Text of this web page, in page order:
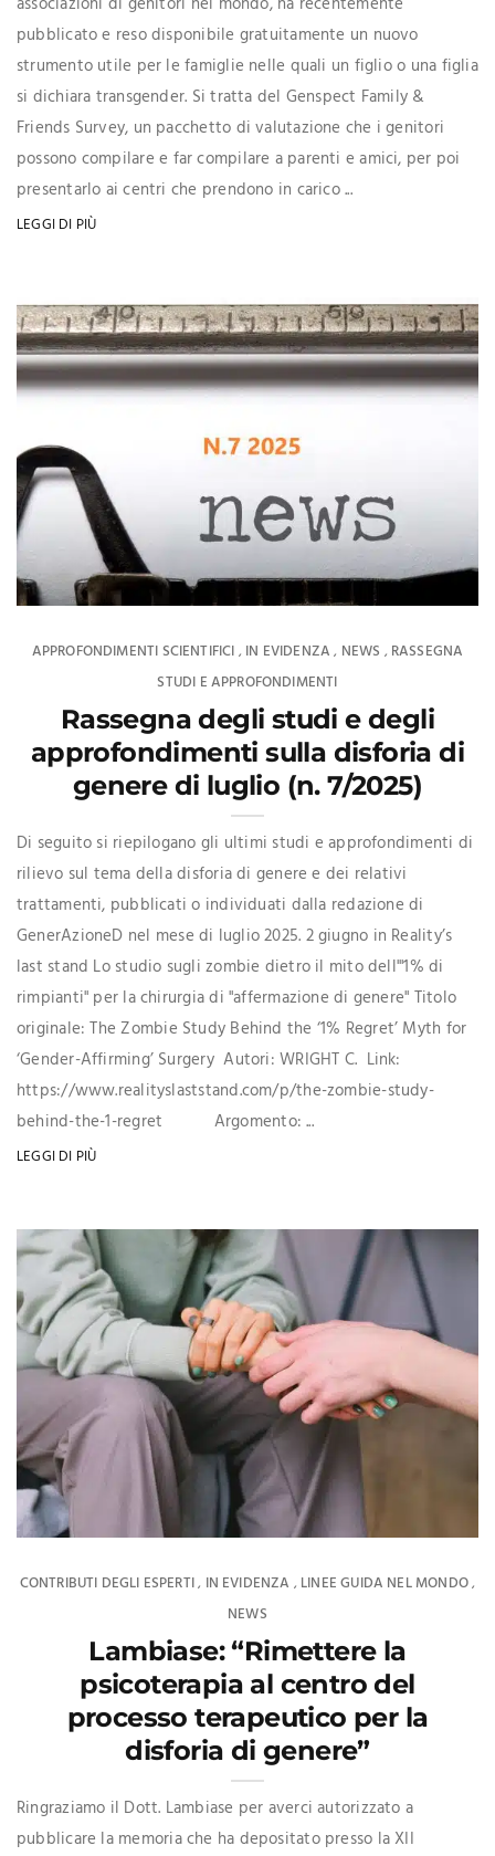
pubblicato e reso disponibile gratuitamente un nuovo
strumento utile per le famiglie nelle quali un figlio o una figlia
si dichiara transgender. Si tratta del Genspect Family &
Friends Survey, un pacchetto di valutazione che i genitori
possono compilare e far compilare a parenti e amici, per poi
presentarlo ai centri che prendono in carico ...
LEGGI DI PIÙ
APPROFONDIMENTI SCIENTIFICI , IN EVIDENZA , NEWS , RASSEGNA
STUDI E APPROFONDIMENTI
Rassegna degli studi e degli
approfondimenti sulla disforia di
genere di luglio (n. 7/2025)
Di seguito si riepilogano gli ultimi studi e approfondimenti di
rilievo sul tema della disforia di genere e dei relativi
trattamenti, pubblicati o individuati dalla redazione di
GenerAzioneD nel mese di luglio 2025. 2 giugno in Reality’s
last stand Lo studio sugli zombie dietro il mito dell'"1% di
rimpianti" per la chirurgia di "affermazione di genere" Titolo
originale: The Zombie Study Behind the ‘1% Regret’ Myth for
‘Gender-Affirming’ Surgery Autori: WRIGHT C. Link:
https://www.realityslaststand.com/p/the-zombie-study-
behind-the-1-regret Argomento: ...
LEGGI DI PIÙ
CONTRIBUTI DEGLI ESPERTI, IN EVIDENZA , LINEE GUIDA NEL MONDO,
NEWS
Lambiase: “Rimettere la
psicoterapia al centro del
processo terapeutico per la
disforia di genere”
Ringraziamo il Dott. Lambiase per averci autorizzato a
pubblicare la memoria che ha depositato presso la XII